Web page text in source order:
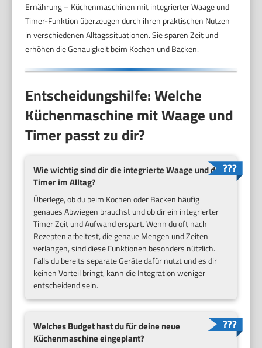
Ernährung – Küchenmaschinen mit integrierter Waage und
Timer-Funktion überzeugen durch ihren praktischen Nutzen
in verschiedenen Alltagssituationen. Sie sparen Zeit und
erhöhen die Genauigkeit beim Kochen und Backen.
Entscheidungshilfe: Welche
Küchenmaschine mit Waage und
Timer passt zu dir?
Wie wichtig sind dir die integrierte Waage und der
Timer im Alltag?
Überlege, ob du beim Kochen oder Backen häufig
genaues Abwiegen brauchst und ob dir ein integrierter
Timer Zeit und Aufwand erspart. Wenn du oft nach
Rezepten arbeitest, die genaue Mengen und Zeiten
verlangen, sind diese Funktionen besonders nützlich.
Falls du bereits separate Geräte dafür nutzt und es dir
keinen Vorteil bringt, kann die Integration weniger
entscheidend sein.
Welches Budget hast du für deine neue
Küchenmaschine eingeplant?